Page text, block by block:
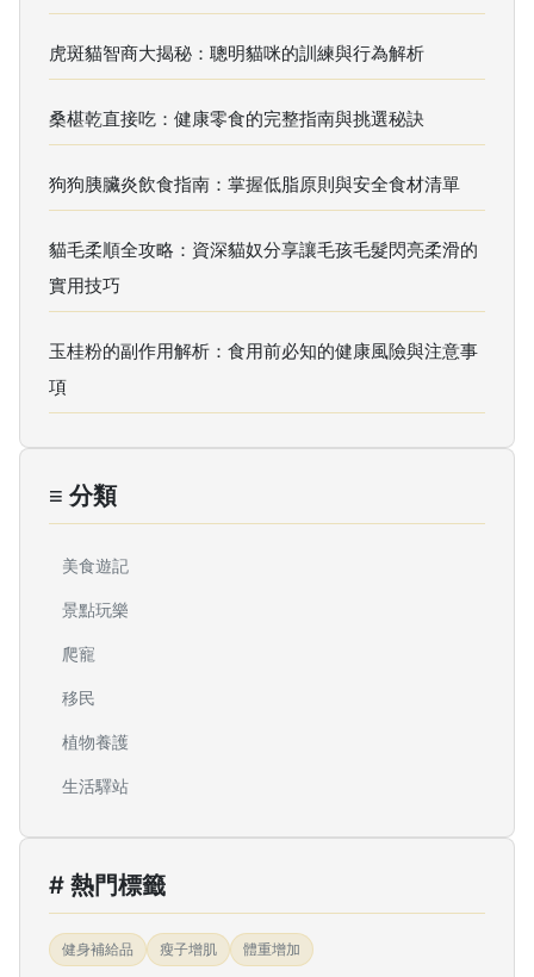
虎斑貓智商大揭秘：聰明貓咪的訓練與行為解析
桑椹乾直接吃：健康零食的完整指南與挑選秘訣
狗狗胰臟炎飲食指南：掌握低脂原則與安全食材清單
貓毛柔順全攻略：資深貓奴分享讓毛孩毛髮閃亮柔滑的
實用技巧
玉桂粉的副作用解析：食用前必知的健康風險與注意事
項
≡ 分類
美食遊記
景點玩樂
爬寵
移民
植物養護
生活驛站
# 熱門標籤
健身補給品 瘦子增肌 體重增加